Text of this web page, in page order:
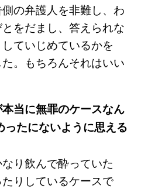
の弁護人を非難し、わ
をだまし、答えられな
ていじめているかを
。もちろんそれはいい
当に無罪のケースなん
たにないように思える
り飲んで酔っていた
りしているケースで